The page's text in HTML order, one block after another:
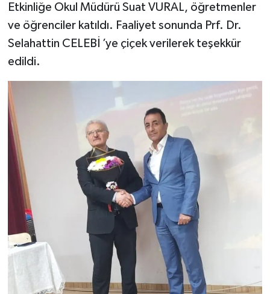
Etkinliğe Okul Müdürü Suat VURAL, öğretmenler
ve öğrenciler katıldı. Faaliyet sonunda Prf. Dr.
Selahattin CELEBİ ’ye çiçek verilerek teşekkür
edildi.